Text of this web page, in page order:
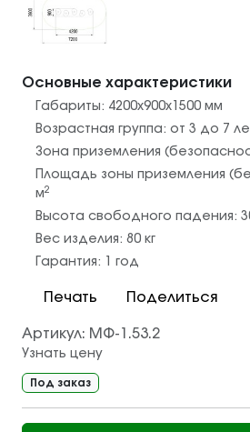
Основные характеристики
Габариты: 4200х900х1500 мм
Возрастная группа: от 3 до 7
Зона приземления
Площадь зоны приземления
м2
Высота свободного падения:
Вес изделия: 80 кг
Гарантия:
1 год
Печать Поделиться
Артикул: МФ-1.53.2
Узнать цену
Под заказ